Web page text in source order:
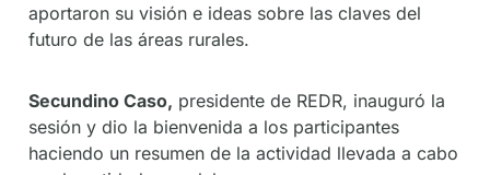
aportaron su visión e ideas sobre las claves del
futuro de las áreas rurales.
Secundino Caso, presidente de REDR, inauguró la
sesión y dio la bienvenida a los participantes
haciendo un resumen de la actividad llevada a cabo